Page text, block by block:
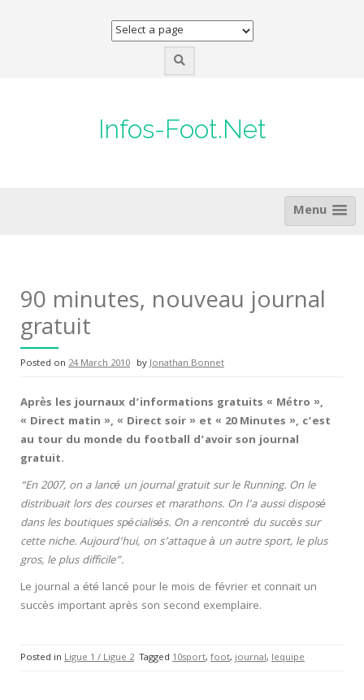
Infos-Foot.Net
Menu
90 minutes, nouveau journal
gratuit
Posted on 24 March 2010 byJonathan Bonnet
Après les journaux d’informations gratuits « Métro »,
« Direct matin », « Direct soir » et « 20 Minutes », c’est
au tour du monde du football d’avoir son journal
gratuit.
“En 2007, on a lancé un journal gratuit sur le Running. On le
distribuait lors des courses et marathons. On l’a aussi disposé
dans les boutiques spécialisés. On a rencontré du succès sur
cette niche. Aujourd’hui, on s’attaque à un autre sport, le plus
gros, le plus difficile”.
Le journal a été lancé pour le mois de février et connait un
succès important après son second exemplaire.
Posted in Ligue 1 / Ligue 2 Tagged 10sport, foot,journal, lequipe